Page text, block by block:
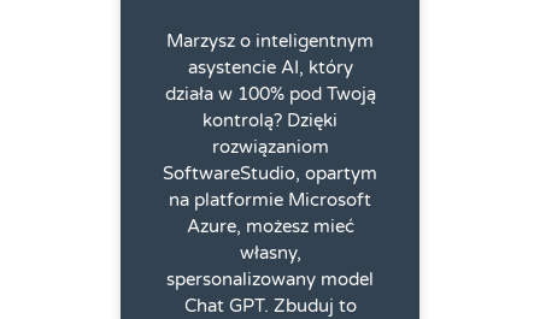
Marzysz o inteligentnym
asystencie AI, który
działa w 100% pod Twoją
kontrolą? Dzięki
rozwiązaniom
SoftwareStudio, opartym
na platformie Microsoft
Azure, możesz mieć
własny,
spersonalizowany model
Chat GPT. Zbuduj to